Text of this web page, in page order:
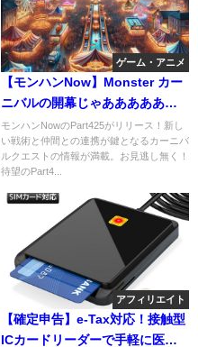
ゲーム・アニメ
【モンハンNow】Monster カー
ニバルの開幕じゃああああああ
ああああ
モンハンNowのPart425がリリース！新し
い戦術と仲間との連携が鍵となるカーニバ
ルクエストの情報が満載。お見逃し無く！
待望のPart4...
アフィリエイト
【確定申告】e-Tax対応！接触型
ICカードリーダーで手軽に医療